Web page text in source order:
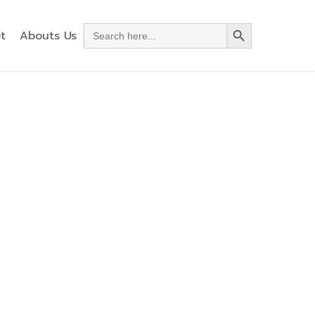
Abouts Us Search
for:
Search Button